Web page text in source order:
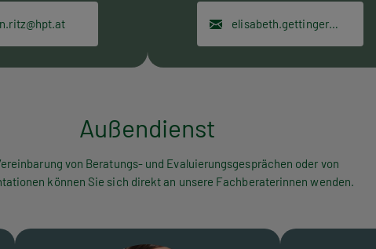
elisabeth.gettinger@hpt.at
Außendienst
von Beratungs- und Evaluierungsgesprächen oder von
können Sie sich direkt an unsere Fachberaterinnen wenden.